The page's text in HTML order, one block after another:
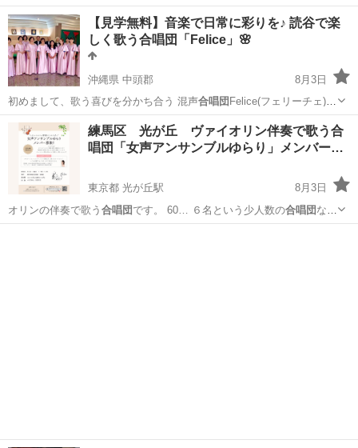
週…
沖縄 中頭郡 その他 声楽
【見学無料】音楽で日常に彩りを♪ 読谷で楽
しく歌う合唱団「Felice」🌸
沖縄県 中頭郡
8月3日
初めまして、歌う喜びを分かち合う 混声合唱団 Felice(フェリーチェ)で
す✨ 嘉…
沖縄 中頭郡 音楽 合唱団
練馬区 光が丘 ヴァイオリン伴奏で歌う合
唱団「女声アンサンブルゆらり」メンバー…
東京都 光が丘駅
8月3日
オリンの伴奏で歌う 合唱団 です。 60… ６名という少人数の合唱団 なの
で、メンバーど…